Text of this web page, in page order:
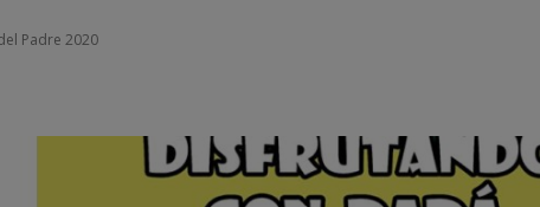
Padre 2020